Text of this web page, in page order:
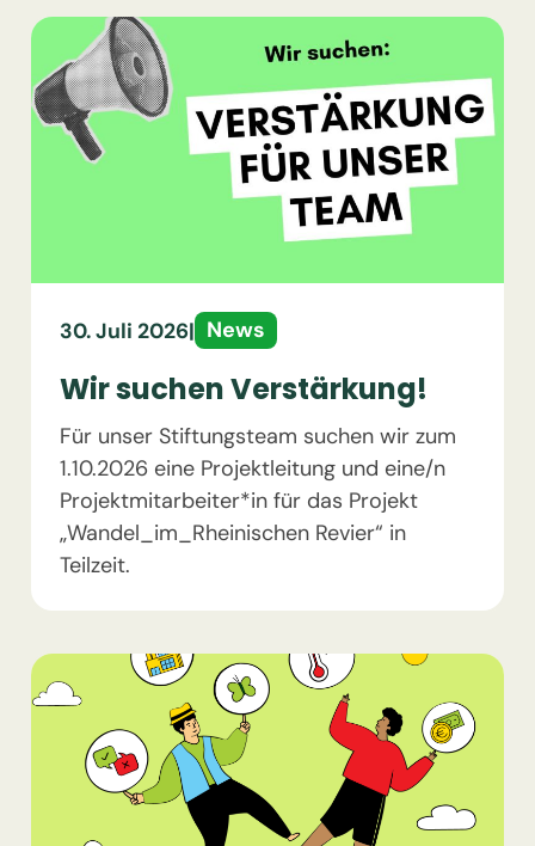
30. Juli 2026| News
Wir suchen Verstärkung!
Für unser Stiftungsteam suchen wir zum
1.10.2026 eine Projektleitung und eine/n
Projektmitarbeiter*in für das Projekt
„Wandel_im_Rheinischen Revier“ in
Teilzeit.